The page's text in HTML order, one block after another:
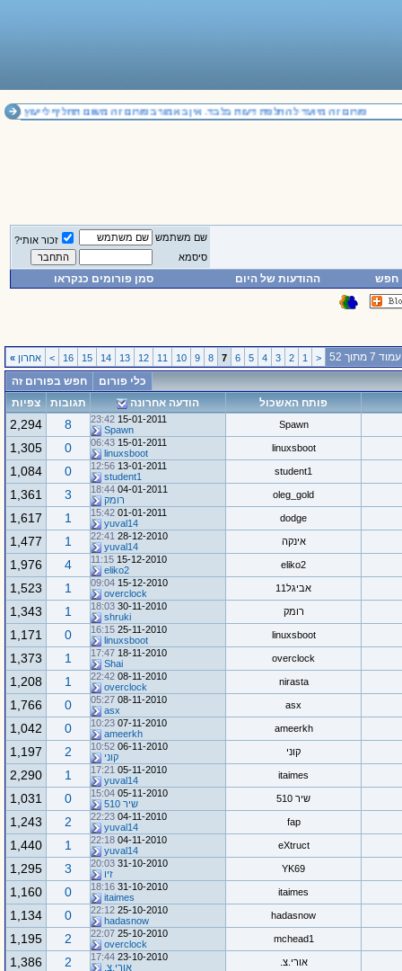
פורום זה מיועד להחלפת דעות בלבד. אין באמור בפורום זה משום תחליף לייעוץ
שם משתמש
זכור אותי?
סיסמא
חפש ההודעות של היום סמן פורומים כנקראו
עמוד 7 מתוך 52 <
1
2
3
4
5
6
7
8
9
10
11
12
13
14
15
16
> אחרון »
כלי פורום
חפש בפורום זה
פותח האשכול
הודעה אחרונה תגובות צפיות
Spawn
15-01-2011
23:42
Spawn
8
2,294
linuxsboot
15-01-2011
06:43
linuxsboot
0
1,305
student1
13-01-2011
12:56
student1
0
1,084
oleg_gold
04-01-2011
18:44
רומק
3
1,361
dodge
01-01-2011
15:42
yuval14
1
1,617
אינקה 28-12-2010
22:41
yuval14
1
1,477
eliko2
15-12-2010
11:15
eliko2
4
1,976
אביגל11 15-12-2010
09:04
overclock
1
1,523
רומק 30-11-2010
18:03
shruki
1
1,343
linuxsboot
25-11-2010
16:15
linuxsboot
0
1,171
overclock
18-11-2010
17:47
Shai
1
1,373
nirasta
08-11-2010
22:42
overclock
1
1,208
asx
08-11-2010
05:27
asx
0
1,766
ameerkh
07-11-2010
10:23
ameerkh
0
1,042
קוני 06-11-2010
10:52
קוני
2
1,197
itaimes
05-11-2010
17:21
yuval14
1
2,290
שיר 510 05-11-2010
15:04
שיר 510
0
1,031
fap
04-11-2010
22:23
yuval14
2
1,243
eXtruct
04-11-2010
22:18
yuval14
1
1,440
YK69
31-10-2010
20:03
זיו
3
1,295
itaimes
31-10-2010
18:16
itaimes
0
1,160
hadasnow
25-10-2010
22:12
hadasnow
0
1,134
mchead1
25-10-2010
22:07
overclock
2
1,195
אורי.צ. 23-10-2010
17:44
אורי.צ.
2
1,386